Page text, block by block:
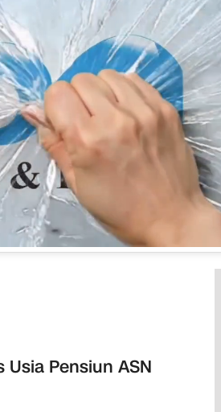
Usia Pensiun ASN